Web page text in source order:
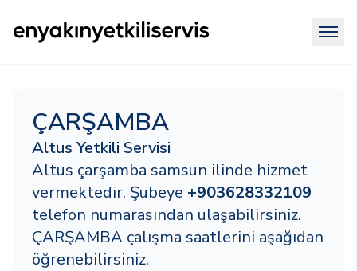
ÇARŞAMBA
Altus Yetkili Servisi
Altus çarşamba samsun ilinde hizmet
vermektedir. Şubeye +903628332109
telefon numarasından ulaşabilirsiniz.
ÇARŞAMBA çalışma saatlerini aşağıdan
öğrenebilirsiniz.